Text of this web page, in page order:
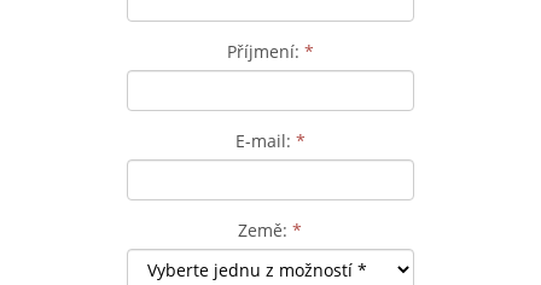
Příjmení: *
E-mail: *
Země: *